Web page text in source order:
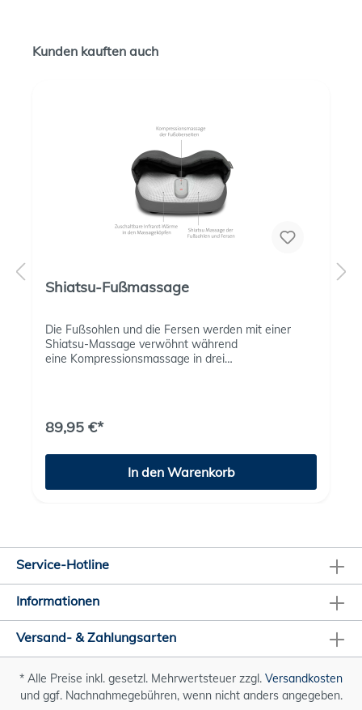
Kunden kauften auch
Shiatsu-Fußmassage
Die Fußsohlen und die Fersen werden mit einer
Shiatsu-Massage verwöhnt während
eine Kompressionsmassage in drei
Massage der Fußsohlen und
3 IntensitätsstufenZuschaltbare Rotlicht- und
Wärmefunktion in den Shiastu-
MassageköpfenPlatzsparendes SoftcoverWirkt
89,95 €*
In den Warenkorb
Service-Hotline
Informationen
Versand- & Zahlungsarten
* Alle Preise inkl. gesetzl. Mehrwertsteuer zzgl. Versandkosten
und ggf. Nachnahmegebühren, wenn nicht anders angegeben.